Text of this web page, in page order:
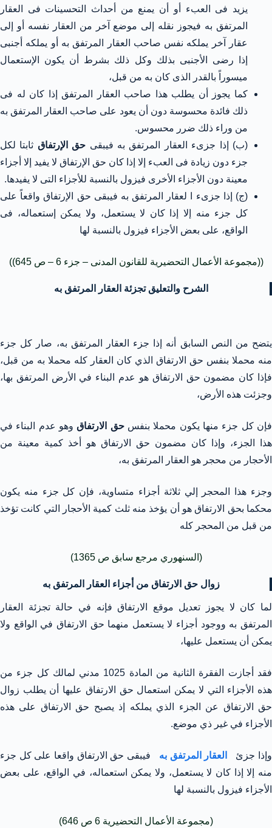
يزيد فى العبء أو أن يمنع من أحداث التحسينات فى العقار
المرتفق به فيجوز نقله إلى موضع آخر من العقار نفسه أو إلى
عقار آخر يملكه نفس صاحب العقار المرتفق به أو يملكه أجنبى
إذا رضى الأجنبى بذلك وكل ذلك بشرط أن يكون الإستعمال
ميسوراً بالقدر الذى كان به من قبل،
كما يجوز أن يطلب هذا صاحب العقار المرتفق إذا كان له فى
ذلك فائدة محسوسة دون أن يعود على صاحب العقار المرتفق به
من وراء ذلك ضرر محسوس.
(ب) إذا جزىء العقار المرتفق به فيبقى حق الإرتفاق ثابتا لكل
جزء دون زيادة فى العبء إلا إذا كان حق الإرتفاق لا يفيد إلا أجزاء
معينة دون الأجزاء الأخرى فيزول بالنسبة للأجزاء التى لا يفيدها.
(ج) إذا جزىء ا لعقار المرتفق به فيبقى حق الإرتفاق واقعاً على
كل جزء منه إلا إذا كان لا يستعمل، ولا يمكن إستعماله، فى
الواقع، على بعض الأجزاء فيزول بالنسبة لها
((مجموعة الأعمال التحضيرية للقانون المدنى – جزء 6 – ص 645))
الشرح والتعليق تجزئة العقار المرتفق به
يتضح من النص السابق أنه إذا جزء العقار المرتفق به، صار كل جزء
منه محملا بنفس حق الارتفاق الذي كان العقار كله محملا به من قبل،
فإذا كان مضمون حق الارتفاق هو عدم البناء في الأرض المرتفق بها،
وجزئت هذه الأرض،
فإن كل جزء منها يكون محملا بنفسحق الارتفاق وهو عدم البناء في
هذا الجزء، وإذا كان مضمون حق الارتفاق هو أخذ كمية معينة من
الأحجار من محجر هو العقار المرتفق به،
وجزء هذا المحجر إلي ثلاثة أجزاء متساوية، فإن كل جزء منه يكون
محكما بحق الارتفاق هو أن يؤخذ منه ثلث كمية الأحجار التي كانت تؤخذ
من قبل من المحجر كله
(السنهوري مرجع سابق ص 1365)
زوال حق الارتفاق من أجزاء العقار المرتفق به
لما كان لا يجوز تعديل موقع الارتفاق فإنه في حالة تجزئة العقار
المرتفق به ووجود أجزاء لا يستعمل منهما حق الارتفاق في الواقع ولا
يمكن أن يستعمل عليها،
فقد أجازت الفقرة الثانية من المادة 1025 مدني لمالك كل جزء من
هذه الأجزاء التي لا يمكن استعمال حق الارتفاق عليها أن يطلب زوال
حق الارتفاق عن الجزء الذي يملكه إذ يصبح حق الارتفاق على هذه
الأجزاء في غير ذي موضع.
وإذا جزئ العقار المرتفق به فيبقى حق الارتفاق واقعا على كل جزء
منه إلا إذا كان لا يستعمل، ولا يمكن استعماله، في الواقع، على بعض
الأجزاء فيزول بالنسبة لها
(مجموعة الأعمال التحضيرية 6 ص 646)